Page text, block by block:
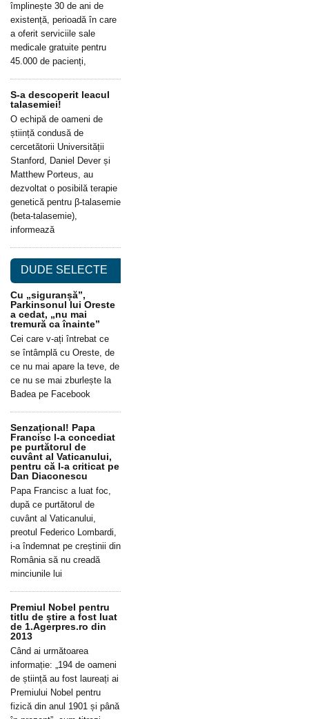
împlinește 30 de ani de
existență, perioadă în care
a oferit serviciile sale
medicale gratuite pentru
45.000 de pacienți,
S-a descoperit leacul
talasemiei!
O echipă de oameni de
știință condusă de
cercetătorii Universității
Stanford, Daniel Dever și
Matthew Porteus, au
dezvoltat o posibilă terapie
genetică pentru β-talasemie
(beta-talasemie),
informează
DUDE SELECTE
Cu „siguranșă”,
Parkinsonul lui Oreste
a cedat, „nu mai
tremură ca înainte”
Cei care v-ați întrebat ce
se întâmplă cu Oreste, de
ce nu mai apare la teve, de
ce nu se mai zburlește la
Badea pe Facebook
Senzațional! Papa
Francisc l-a concediat
pe purtătorul de
cuvânt al Vaticanului,
pentru că l-a criticat pe
Dan Diaconescu
Papa Francisc a luat foc,
după ce purtătorul de
cuvânt al Vaticanului,
preotul Federico Lombardi,
i-a îndemnat pe creștinii din
România să nu creadă
minciunile lui
Premiul Nobel pentru
titlu de știre a fost luat
de 1.Agerpres.ro din
2013
Când ai următoarea
informație: „194 de oameni
de știință au fost laureați ai
Premiului Nobel pentru
fizică din anul 1901 și până